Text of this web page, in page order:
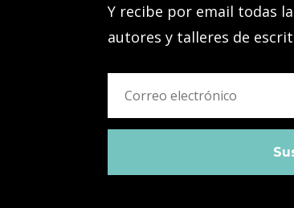
Y recibe por email todas
autores y talleres de